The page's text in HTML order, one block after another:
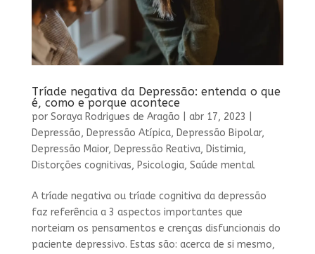
Tríade negativa da Depressão: entenda o que
é, como e porque acontece
por Soraya Rodrigues de Aragão abr 17, 2023
Depressão, Depressão Atípica, Depressão Bipolar,
Depressão Maior, Depressão Reativa, Distimia,
Distorções cognitivas, Psicologia, Saúde mental
A tríade negativa ou tríade cognitiva da depressão
faz referência a 3 aspectos importantes que
norteiam os pensamentos e crenças disfuncionais do
paciente depressivo. Estas são: acerca de si mesmo,